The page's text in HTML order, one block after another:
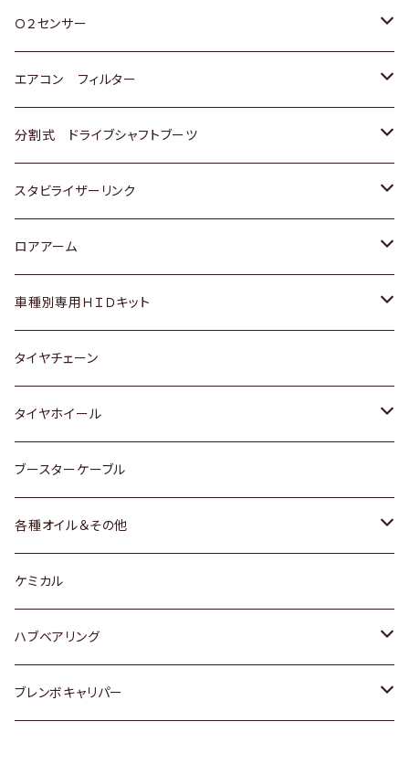
スバル
三菱
スバル
ダイハツ
マツダ
三菱
スバル
ダイハツ
三菱
スバル
ホンダ
スズキ
日産
いすゞ
ダイハツ
マツダ
三菱
スバル
レクサス
Ｏ２センサー
トヨタ
ホンダ
スズキ
日産
ダイハツ
マツダ
三菱
スバル
エアコン フィルター
トヨタ
ホンダ
スズキ
日産
いすゞ
ダイハツ
マツダ
三菱
スバル
分割式 ドライブシャフトブーツ
トヨタ
ホンダ
スズキ
日産
ダイハツ
スバル
スタビライザーリンク
トヨタ
ホンダ
スズキ
日産
ダイハツ
マツダ
ロアアーム
ホンダ
スズキ
日産
ダイハツ
マツダ
スバル
車種別専用ＨＩＤキット
トヨタ
マツダ
タイヤチェーン
タイヤホイール
トヨタ
ホンダ
スズキ
日産
ダイハツ
ブースターケーブル
各種オイル＆その他
ディーデル洗浄添加剤
ケミカル
ハブベアリング
トヨタ
ブレンボキャリパー